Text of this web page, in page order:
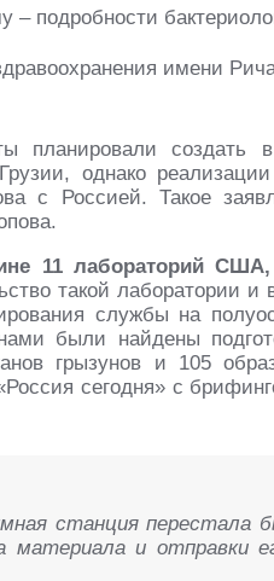
имени
планировали создать
однако
с Россией. Такое
11 лабораторий США,
такой лаборатории
службы на
были найдены
грызунов и 105
сегодня» с
станция перестала
материала и отправки